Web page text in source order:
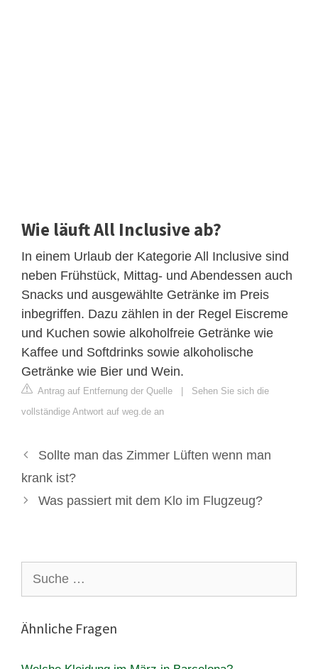
Wie läuft All Inclusive ab?
In einem Urlaub der Kategorie All Inclusive sind
neben Frühstück, Mittag- und Abendessen auch
Snacks und ausgewählte Getränke im Preis
inbegriffen. Dazu zählen in der Regel Eiscreme
und Kuchen sowie alkoholfreie Getränke wie
Kaffee und Softdrinks sowie alkoholische
Getränke wie Bier und Wein.
Antrag auf Entfernung der Quelle | Sehen Sie sich die
vollständige Antwort auf weg.de an
Sollte man das Zimmer Lüften wenn man
krank ist?
Was passiert mit dem Klo im Flugzeug?
nach:
Ähnliche Fragen